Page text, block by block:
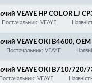
VEAYE HP COLOR
CE250A/CE251A/
Постачальник: VEAYE
VEAYE OKI B4600,
Постачальник: VEAYE
VEAYE OKI B710/720/
VEAYE